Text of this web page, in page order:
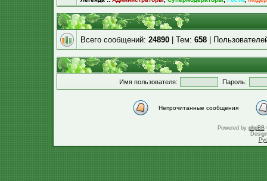
Всего сообщений: 24890 | Тем: 658 |
Имя пользователя: Пароль:
Непрочитанные сообщения
Powered by phpBB